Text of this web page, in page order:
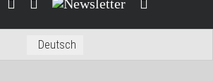
YouTubeInstagram
Threads
Newsletter
Deutsch